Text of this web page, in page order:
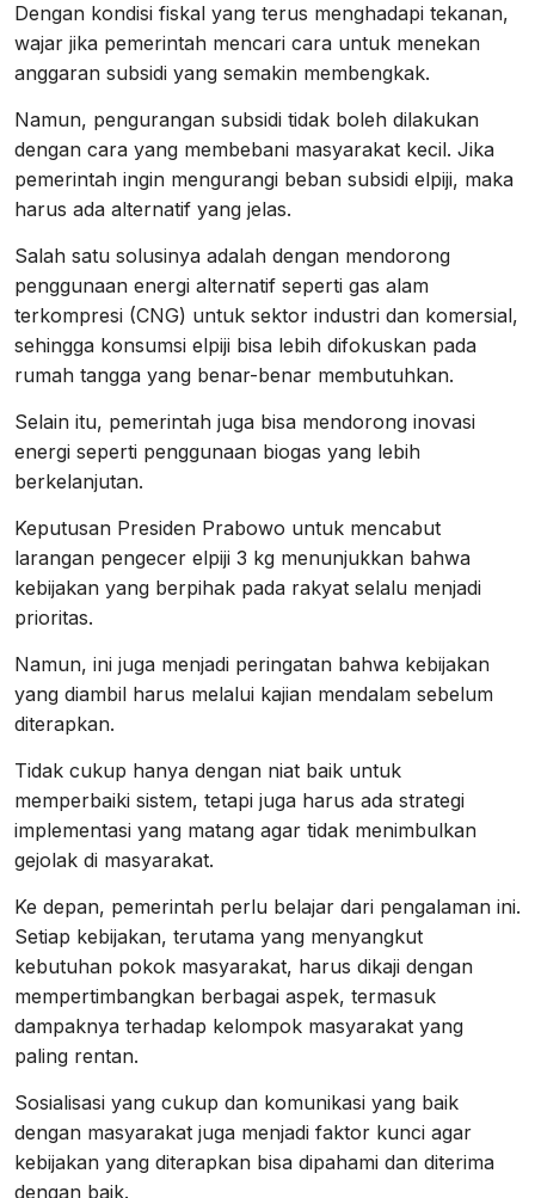
Dengan kondisi fiskal yang terus menghadapi tekanan,
wajar jika pemerintah mencari cara untuk menekan
anggaran subsidi yang semakin membengkak.
Namun, pengurangan subsidi tidak boleh dilakukan
dengan cara yang membebani masyarakat kecil. Jika
pemerintah ingin mengurangi beban subsidi elpiji, maka
harus ada alternatif yang jelas.
Salah satu solusinya adalah dengan mendorong
penggunaan energi alternatif seperti gas alam
terkompresi (CNG) untuk sektor industri dan komersial,
sehingga konsumsi elpiji bisa lebih difokuskan pada
rumah tangga yang benar-benar membutuhkan.
Selain itu, pemerintah juga bisa mendorong inovasi
energi seperti penggunaan biogas yang lebih
berkelanjutan.
Keputusan Presiden Prabowo untuk mencabut
larangan pengecer elpiji 3 kg menunjukkan bahwa
kebijakan yang berpihak pada rakyat selalu menjadi
prioritas.
Namun, ini juga menjadi peringatan bahwa kebijakan
yang diambil harus melalui kajian mendalam sebelum
diterapkan.
Tidak cukup hanya dengan niat baik untuk
memperbaiki sistem, tetapi juga harus ada strategi
implementasi yang matang agar tidak menimbulkan
gejolak di masyarakat.
Ke depan, pemerintah perlu belajar dari pengalaman ini.
Setiap kebijakan, terutama yang menyangkut
kebutuhan pokok masyarakat, harus dikaji dengan
mempertimbangkan berbagai aspek, termasuk
dampaknya terhadap kelompok masyarakat yang
paling rentan.
Sosialisasi yang cukup dan komunikasi yang baik
dengan masyarakat juga menjadi faktor kunci agar
kebijakan yang diterapkan bisa dipahami dan diterima
dengan baik.